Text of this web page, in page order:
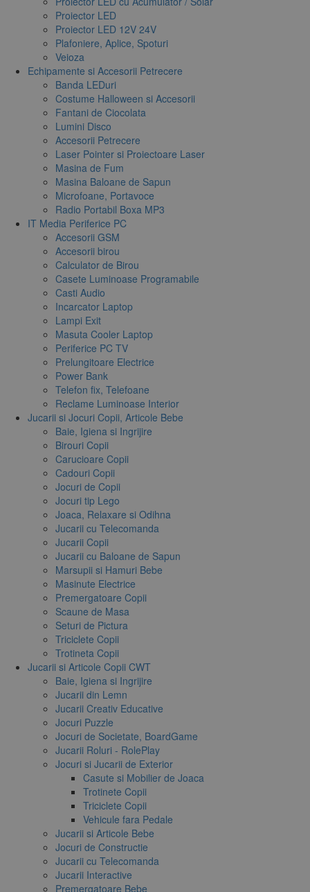
Proiector LED
Proiector LED 12V 24V
Plafoniere, Aplice, Spoturi
Veioza
Echipamente si Accesorii Petrecere
Banda LEDuri
Costume Halloween si Accesorii
Fantani de Ciocolata
Lumini Disco
Accesorii Petrecere
Laser Pointer si Proiectoare Laser
Masina de Fum
Masina Baloane de Sapun
Microfoane, Portavoce
Radio Portabil Boxa MP3
IT Media Periferice PC
Accesorii GSM
Accesorii birou
Calculator de Birou
Casete Luminoase Programabile
Casti Audio
Incarcator Laptop
Lampi Exit
Masuta Cooler Laptop
Periferice PC TV
Prelungitoare Electrice
Power Bank
Telefon fix, Telefoane
Reclame Luminoase Interior
Jucarii si Jocuri Copii, Articole Bebe
Baie, Igiena si Ingrijire
Birouri Copii
Carucioare Copii
Cadouri Copii
Jocuri de Copii
Jocuri tip Lego
Joaca, Relaxare si Odihna
Jucarii cu Telecomanda
Jucarii Copii
Jucarii cu Baloane de Sapun
Marsupii si Hamuri Bebe
Masinute Electrice
Premergatoare Copii
Scaune de Masa
Seturi de Pictura
Triciclete Copii
Trotineta Copii
Jucarii si Articole Copii CWT
Baie, Igiena si Ingrijire
Jucarii din Lemn
Jucarii Creativ Educative
Jocuri Puzzle
Jocuri de Societate, BoardGame
Jucarii Roluri - RolePlay
Jocuri si Jucarii de Exterior
Casute si Mobilier de Joaca
Trotinete Copii
Triciclete Copii
Vehicule fara Pedale
Jucarii si Articole Bebe
Jocuri de Constructie
Jucarii cu Telecomanda
Jucarii Interactive
Premergatoare Bebe